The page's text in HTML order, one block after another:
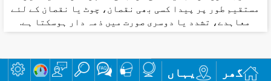
مستقیم طور پر پیدا کسی بھی نقصان، چوٹ یا نقصان کے لئے
معاہدے، تشدد یا دوسری صورت میں ذمہ دار ہوسکتا ہے.
گھر یہاں